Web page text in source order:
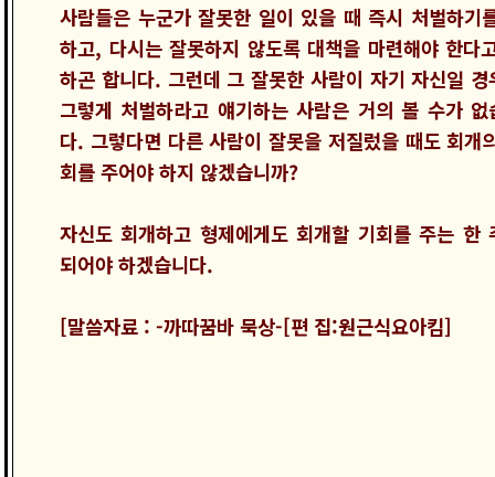
사람들은 누군가 잘못한 일이 있을 때 즉시 처벌하기
하고, 다시는 잘못하지 않도록 대책을 마련해야 한다
하곤 합니다. 그런데 그 잘못한 사람이 자기 자신일 경
그렇게 처벌하라고 얘기하는 사람은 거의 볼 수가 없
다. 그렇다면 다른 사람이 잘못을 저질렀을 때도 회개
회를 주어야 하지 않겠습니까?
자신도 회개하고 형제에게도 회개할 기회를 주는 한
되어야 하겠습니다.
[말씀자료 : -까따꿈바 묵상-[편 집:원근식요아킴]